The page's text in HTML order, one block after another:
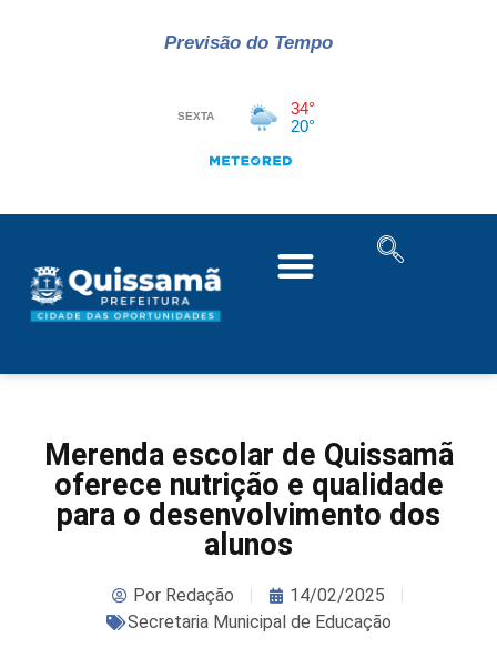
Previsão do Tempo
Merenda escolar de Quissamã
oferece nutrição e qualidade
para o desenvolvimento dos
alunos
PorRedação
14/02/2025
Secretaria Municipal de Educação